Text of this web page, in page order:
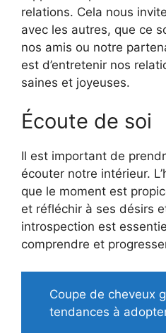
relations. Cela nous
avec les autres, que ce
nos amis ou notre
est d’entretenir nos
saines et joyeuses.
Écoute de soi
Il est important de
écouter notre intérieur.
que le moment est
et réfléchir à ses désirs
introspection est
comprendre et
Coupe de cheveux
tendances à